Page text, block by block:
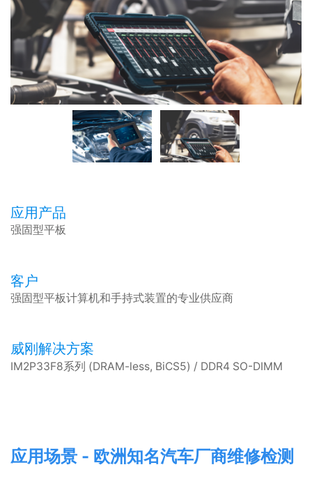
应用产品
强固型平板
客户
强固型平板计算机和手持式装置的专业供应商
威刚解决方案
IM2P33F8系列 (DRAM-less, BiCS5) / DDR4 SO-DIMM
应用场景 - 欧洲知名汽车厂商维修检测